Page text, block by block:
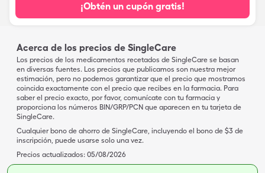
¡Obtén un cupón gratis!
Acerca de los precios de SingleCare
Los precios de los medicamentos recetados de SingleCare se basan
en diversas fuentes. Los precios que publicamos son nuestra mejor
estimación, pero no podemos garantizar que el precio que mostramos
coincida exactamente con el precio que recibes en la farmacia. Para
saber el precio exacto, por favor, comunícate con tu farmacia y
proporciona los números BIN/GRP/PCN que aparecen en tu tarjeta de
SingleCare.
Cualquier bono de ahorro de SingleCare, incluyendo el bono de $3 de
inscripción, puede usarse solo una vez.
Precios actualizados: 05/08/2026